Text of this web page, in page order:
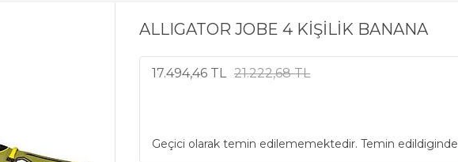
ALLIGATOR JOBE 4 KİŞİLİK BANANA
17.494,46 TL 21.222,68 TL
Geçici olarak temin edilememektedir. Temin edildiginde